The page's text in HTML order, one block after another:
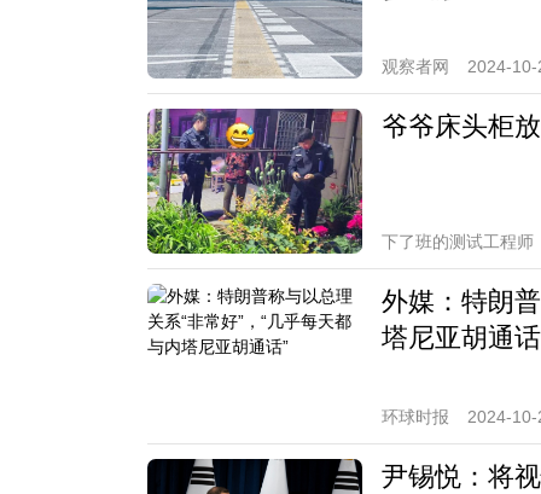
观察者网 2024-
爷爷床头柜
下了班的测试工程师
外媒：特朗
塔尼亚胡通话
环球时报 2024-
尹锡悦：将